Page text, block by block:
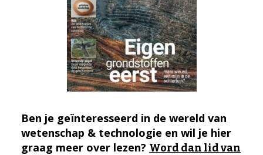
Ben je geïnteresseerd in de wereld van
wetenschap & technologie en wil je hier
graag meer over lezen? Word dan lid van